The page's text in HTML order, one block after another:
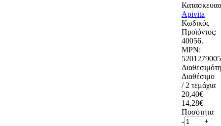
Apivita
Κωδικός
Προϊόντος:
40056.
MPN:
Διαθέσιμο
/ 2 τεμάχια
20,40€
14,28€
Ποσότητα
-
+